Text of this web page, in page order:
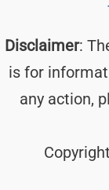
Disclaimer:
is for
any action,